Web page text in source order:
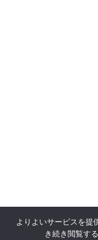
よりよいサービスを提
き続き閲覧す